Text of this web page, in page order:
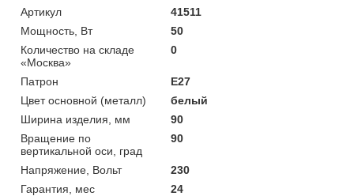
Артикул
41511
Мощность, Вт
50
Количество на складе
«Москва»
0
Патрон
E27
Цвет основной (металл)
белый
Ширина изделия, мм
90
Вращение по
вертикальной оси, град
90
Напряжение, Вольт
230
Гарантия, мес
24